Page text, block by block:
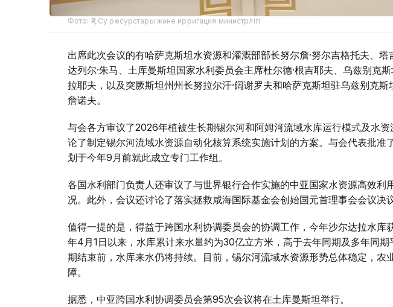
Фото: ҚР Су ресурстары және ирригация министрлігі
出席此次会议的有哈萨克斯坦水资源和灌溉部部长努尔詹·努尔吉格托夫、
达列尔·朱马、土库曼斯坦国家水利委员会主席杜尔德·根吉耶夫、乌兹别克
拉耶夫，以及突厥斯坦州州长努拉尔汗·阔谢罗夫和哈萨克斯坦驻乌兹别克斯
詹诺夫。
与会各方审议了2026年植被生长期锡尔河和阿姆河流域水库运行模式及水
论了制定锡尔河流域水资源自动化核算系统实施计划的方案。与会代表批准
划于今年9月前就此成立专门工作组。
各国水利部门负责人还审议了与世界银行合作实施的中亚国家水资源高效利
况。此外，会议还讨论了落实拯救咸海国际基金会创始国元首理事会会议决
值得一提的是，得益于跨国水利协调委员会的协调工作，今年沙尔达拉水库
年4月1日以来，水库累计来水量约为30亿立方米，高于去年同期及多年同
期结束前，水库来水仍将持续。目前，锡尔河流域水资源形势总体稳定，农
障。
据悉，中亚跨国水利协调委员会第95次会议将在土库曼斯坦举行。